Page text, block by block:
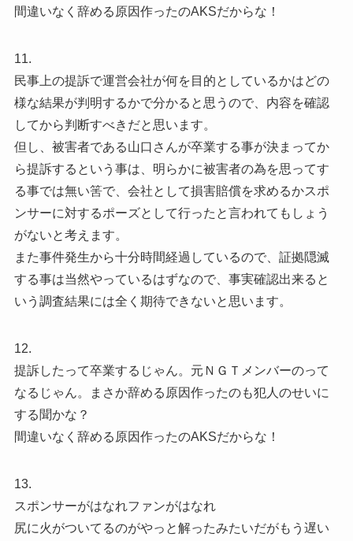
間違いなく辞める原因作ったのAKSだからな！
11.
民事上の提訴で運営会社が何を目的としているかはどの
様な結果が判明するかで分かると思うので、内容を確認
してから判断すべきだと思います。
但し、被害者である山口さんが卒業する事が決まってか
ら提訴するという事は、明らかに被害者の為を思ってす
る事では無い筈で、会社として損害賠償を求めるかスポ
ンサーに対するポーズとして行ったと言われてもしょう
がないと考えます。
また事件発生から十分時間経過しているので、証拠隠滅
する事は当然やっているはずなので、事実確認出来ると
いう調査結果には全く期待できないと思います。
12.
提訴したって卒業するじゃん。元ＮＧＴメンバーのって
なるじゃん。まさか辞める原因作ったのも犯人のせいに
する聞かな？
間違いなく辞める原因作ったのAKSだからな！
13.
スポンサーがはなれファンがはなれ
尻に火がついてるのがやっと解ったみたいだがもう遅い